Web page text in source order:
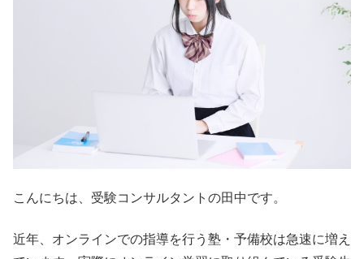
こんにちは、受験コンサルタントの田中です。
近年、オンラインでの指導を行う塾・予備校は急速に増え